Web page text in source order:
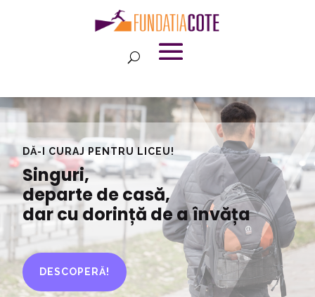
DĂ-I CURAJ PENTRU LICEU!
Singuri,
departe de casă,
dar cu dorință de a învăța
DESCOPERĂ!